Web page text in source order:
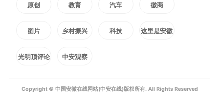
原创 教育 汽车 徽商
图片 乡村振兴 科技 这里是安徽
光明顶评论 中安观察
Copyright © 中国安徽在线网站(中安在线)版权所有. All Rights Reserved